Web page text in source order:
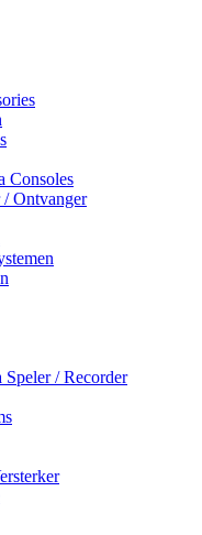
Consoles
Ontvanger
/ Recorder